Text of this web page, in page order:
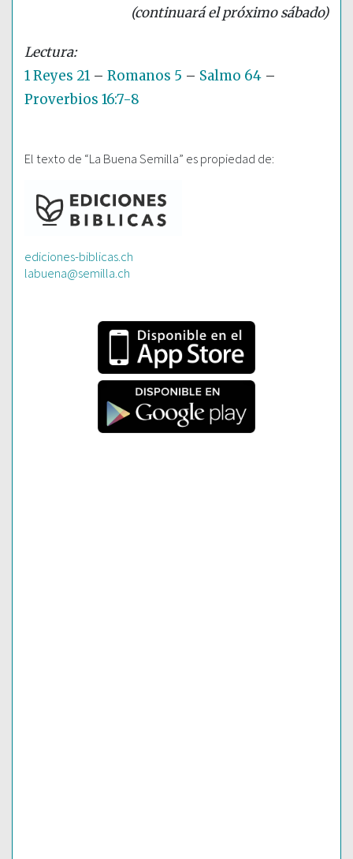
(continuará el próximo sábado)
1 Reyes 21 – Romanos 5 – Salmo 64 –
Proverbios 16:7-8
El texto de “La Buena Semilla” es propiedad de:
ediciones-biblicas.ch
labuena@semilla.ch